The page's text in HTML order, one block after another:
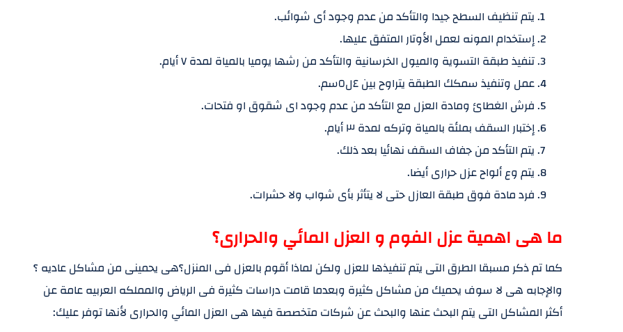
يتم تنظيف السطح جيدا والتأكد من عدم وجود أى شوائب.
إستخدام المونه لعمل الأوتار المتفق عليها.
تنفيذ طبقة التسوية والميول الخرسانية والتأكد من رشها يوميا بالمياة لمدة ٧ أيام.
عمل وتنفيذ سمكك الطبقة يتراوح بين ٤ل٥سم.
فرش الغطائ ومادة العزل مع التأكد من عدم وجود اى شقوق او فتحات.
إختبار السقف بملئة بالمياة وتركه لمدة ٣ أيام.
يتم التأكد من جفاف السقف نهائيا بعد ذلك.
يتم وع ألواح عزل حرارى أيضا.
فرد مادة فوق طبقة العازل حتى لا يتأثر بأى شواب ولا حشرات.
ما هى اهمية عزل الفوم و العزل المائي والحرارى؟
كما تم ذكر مسبقا الطرق التى يتم تنفيذها للعزل ولكن لماذا أقوم بالعزل فى المنزل؟هى يحمينى من مشاكل عاديه ؟
والإجابه هى لا سوف يحميك من مشاكل كثيرة وبعدما قامت دراسات كثيرة فى الرياض والمملكه العربيه عامة عن
أكثر المشاكل التى يتم البحث عنها والبحث عن شركات متخصصة فيها هى العزل المائي والحرارى لأنها توفر عليك: